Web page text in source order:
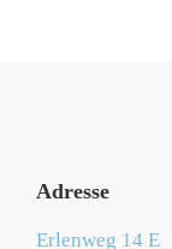
Adresse
Erlenweg 14 E